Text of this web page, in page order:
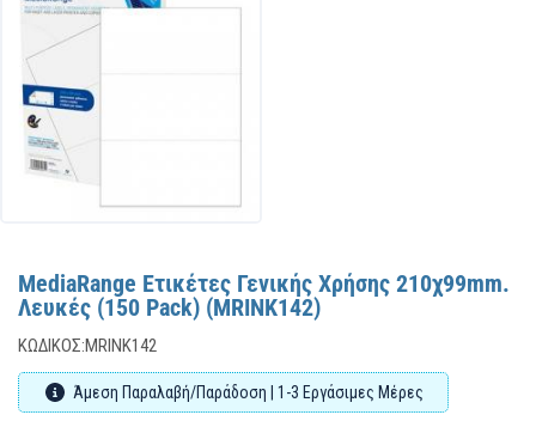
MediaRange Ετικέτες Γενικής Χρήσης 210χ99mm.
Λευκές (150 Pack) (MRINK142)
ΚΩΔΙΚΌΣ:MRINK142
Άμεση Παραλαβή/Παράδοση | 1-3 Εργάσιμες Μέρες